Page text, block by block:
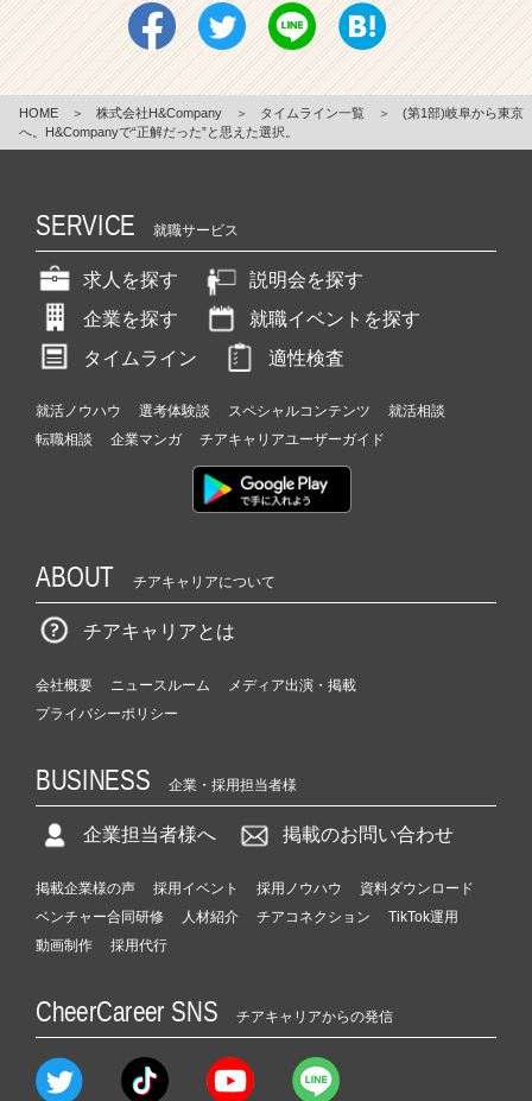
HOME ＞ 株式会社H&Company ＞ タイムライン一覧 ＞
(第1部)岐阜から東京
へ。H&Companyで“正解だった”と思えた選択。
SERVICE 就職サービス
求人を探す
説明会を探す
企業を探す
就職イベントを探す
タイムライン
適性検査
就活ノウハウ 選考体験談 スペシャルコンテンツ
就活相談
転職相談
企業マンガ チアキャリアユーザーガイド
ABOUT チアキャリアについて
チアキャリアとは
会社概要 ニュースルーム
メディア出演・掲載
プライバシーポリシー
BUSINESS 企業・採用担当者様
企業担当者様へ 掲載のお問い合わせ
掲載企業様の声 採用イベント 採用ノウハウ
資料ダウンロード
ベンチャー合同研修
人材紹介 チアコネクション
TikTok運用
動画制作
採用代行
CheerCareer SNS チアキャリアからの発信